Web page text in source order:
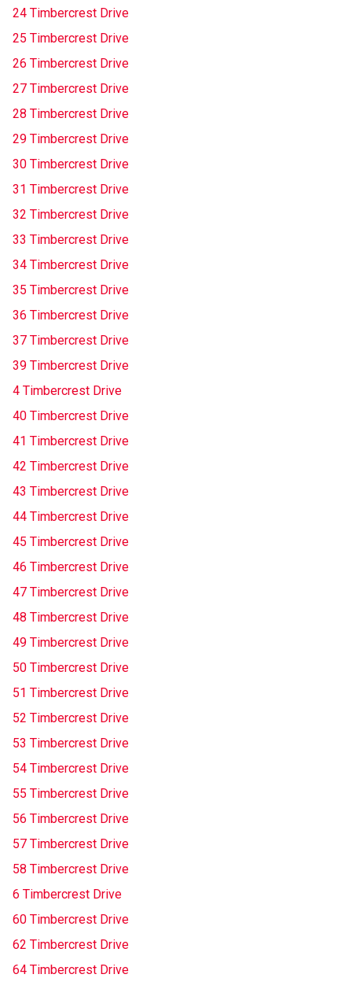
24 Timbercrest Drive
25 Timbercrest Drive
26 Timbercrest Drive
27 Timbercrest Drive
28 Timbercrest Drive
29 Timbercrest Drive
30 Timbercrest Drive
31 Timbercrest Drive
32 Timbercrest Drive
33 Timbercrest Drive
34 Timbercrest Drive
35 Timbercrest Drive
36 Timbercrest Drive
37 Timbercrest Drive
39 Timbercrest Drive
4 Timbercrest Drive
40 Timbercrest Drive
41 Timbercrest Drive
42 Timbercrest Drive
43 Timbercrest Drive
44 Timbercrest Drive
45 Timbercrest Drive
46 Timbercrest Drive
47 Timbercrest Drive
48 Timbercrest Drive
49 Timbercrest Drive
50 Timbercrest Drive
51 Timbercrest Drive
52 Timbercrest Drive
53 Timbercrest Drive
54 Timbercrest Drive
55 Timbercrest Drive
56 Timbercrest Drive
57 Timbercrest Drive
58 Timbercrest Drive
6 Timbercrest Drive
60 Timbercrest Drive
62 Timbercrest Drive
64 Timbercrest Drive